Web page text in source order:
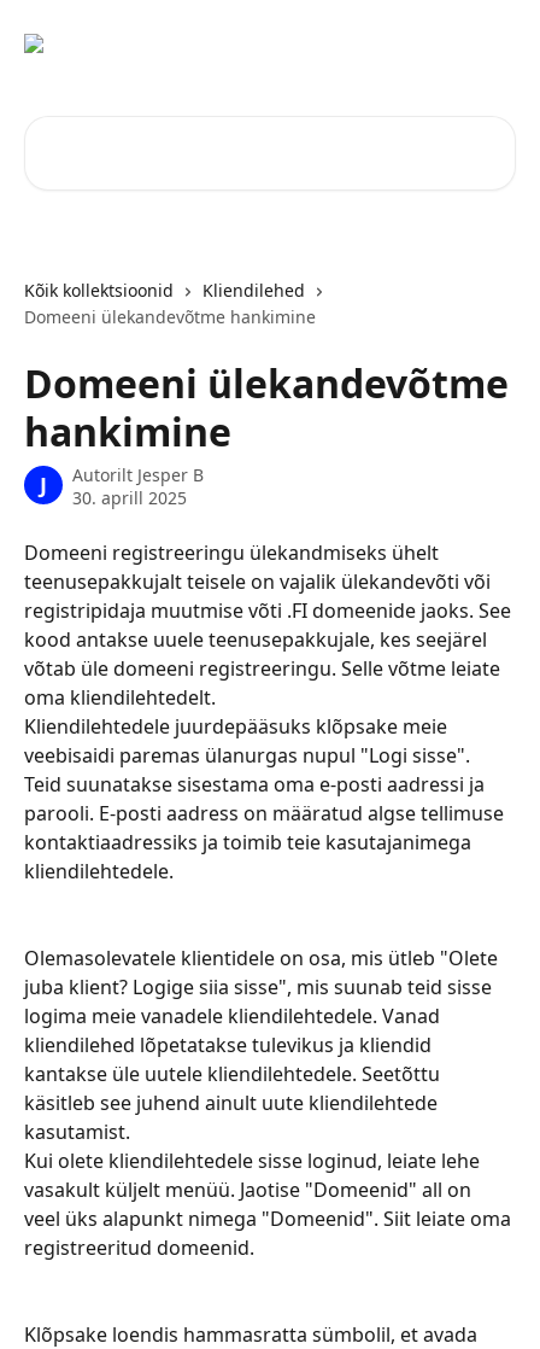
Kõik kollektsioonid
Kliendilehed
Domeeni ülekandevõtme hankimine
Domeeni ülekandevõtme
hankimine
J Autorilt Jesper B
30. aprill 2025
Domeeni registreeringu ülekandmiseks ühelt
teenusepakkujalt teisele on vajalik ülekandevõti või
registripidaja muutmise võti .FI domeenide jaoks. See
kood antakse uuele teenusepakkujale, kes seejärel
võtab üle domeeni registreeringu. Selle võtme leiate
oma kliendilehtedelt.
Kliendilehtedele juurdepääsuks klõpsake meie
veebisaidi paremas ülanurgas nupul "Logi sisse".
Teid suunatakse sisestama oma e-posti aadressi ja
parooli. E-posti aadress on määratud algse tellimuse
kontaktiaadressiks ja toimib teie kasutajanimega
kliendilehtedele.
Olemasolevatele klientidele on osa, mis ütleb "Olete
juba klient? Logige siia sisse", mis suunab teid sisse
logima meie vanadele kliendilehtedele. Vanad
kliendilehed lõpetatakse tulevikus ja kliendid
kantakse üle uutele kliendilehtedele. Seetõttu
käsitleb see juhend ainult uute kliendilehtede
kasutamist.
Kui olete kliendilehtedele sisse loginud, leiate lehe
vasakult küljelt menüü. Jaotise "Domeenid" all on
veel üks alapunkt nimega "Domeenid". Siit leiate oma
registreeritud domeenid.
Klõpsake loendis hammasratta sümbolil, et avada